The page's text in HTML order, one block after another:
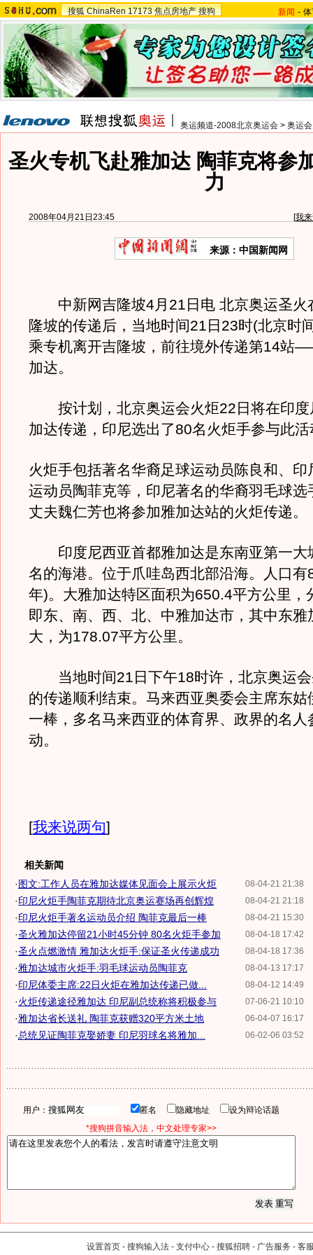
搜狐 ChinaRen 17173 焦点房地产 搜狗 新闻 -
奥运频道-2008北京奥运会 > 奥运
圣火专机飞赴雅加达 陶菲克将参
力
2008年04月21日23:45 [我
来源：中国新闻网
中新网吉隆坡4月21日电 北京奥运圣火
隆坡的传递后，当地时间21日23时(北京时
乘专机离开吉隆坡，前往境外传递第14站
加达。
按计划，北京奥运会火炬22日将在印度
加达传递，印尼选出了80名火炬手参与此活
火炬手包括著名华裔足球运动员陈良和、印
运动员陶菲克等，印尼著名的华裔羽毛球选
丈夫魏仁芳也将参加雅加达站的火炬传递。
印度尼西亚首都雅加达是东南亚第一大
名的海港。位于爪哇岛西北部沿海。人口
年)。大雅加达特区面积为650.4平方公里，
即东、南、西、北、中雅加达市，其中东雅
大，为178.07平方公里。
当地时间21日下午18时许，北京奥运会
的传递顺利结束。马来西亚奥委会主席东姑
一棒，多名马来西亚的体育界、政界的名人
动。
[我来说两句]
相关新闻
08-04-21 21:38
·图文:工作人员在雅加达媒体见面会上展示火炬
08-04-21 21:18
·印尼火炬手陶菲克期待北京奥运赛场再创辉煌
08-04-21 15:30
·印尼火炬手著名运动员介绍 陶菲克最后一棒
08-04-18 17:42
·圣火雅加达停留21小时45分钟 80名火炬手参加
08-04-18 17:36
·圣火点燃激情 雅加达火炬手:保证圣火传递成功
08-04-13 17:17
·雅加达城市火炬手:羽毛球运动员陶菲克
08-04-12 14:49
·印尼体委主席:22日火炬在雅加达传递已做...
07-06-21 10:10
·火炬传递途径雅加达 印尼副总统称将积极参与
06-04-07 16:17
·雅加达省长送礼 陶菲克获赠320平方米土地
06-02-06 03:52
·总统见证陶菲克娶娇妻 印尼羽球名将雅加...
用户： 匿名 隐藏地址
设为辩论话题
*搜狗拼音输入法，中文处理专家>>
设置首页 - 搜狗输入法 - 支付中心 - 搜狐招聘 - 广告服务 - 客